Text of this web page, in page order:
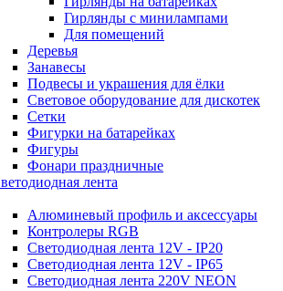
Гирлянды с минилампами
Для помещений
Деревья
Занавесы
Подвесы и украшения для ёлки
Световое оборудование для дискотек
Сетки
Фигурки на батарейках
Фигуры
Фонари праздничные
лента
Алюминевый профиль и аксессуары
Контролеры RGB
Светодиодная лента 12V - IP20
Светодиодная лента 12V - IP65
Светодиодная лента 220V NEON